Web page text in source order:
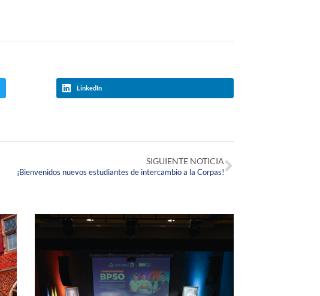
LinkedIn
SIGUIENTE NOTICIA
¡Bienvenidos nuevos estudiantes de intercambio a la Corpas!